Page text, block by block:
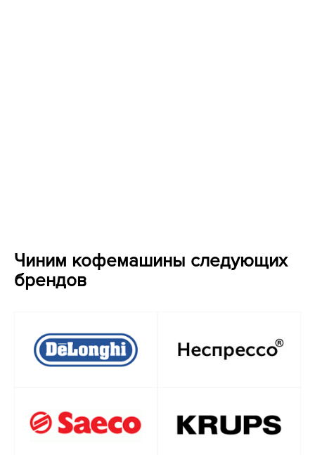
Чиним кофемашины следующих
брендов